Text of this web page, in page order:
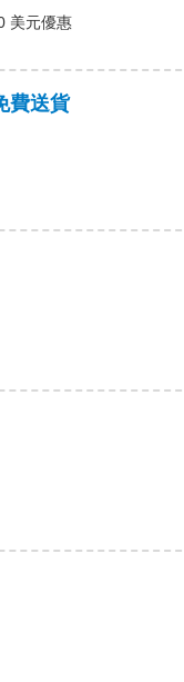
美元優惠
費送貨